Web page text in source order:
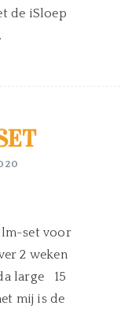
de iSloep
set voor
2 weken
large 15
mij is de